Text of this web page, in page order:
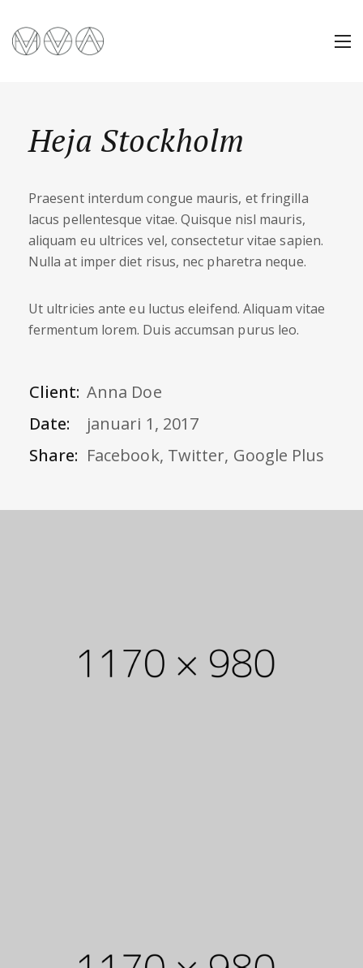
Heja Stockholm
Praesent interdum congue mauris, et fringilla
lacus pellentesque vitae. Quisque nisl mauris,
aliquam eu ultrices vel, consectetur vitae sapien.
Nulla at imper diet risus, nec pharetra neque.
Ut ultricies ante eu luctus eleifend. Aliquam vitae
fermentum lorem. Duis accumsan purus leo.
Client: Anna Doe
Date:
januari 1, 2017
Share: Facebook, Twitter, Google Plus